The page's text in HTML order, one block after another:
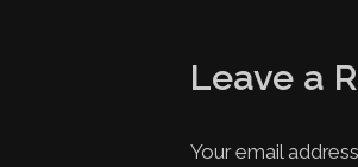
Leave a
Your email